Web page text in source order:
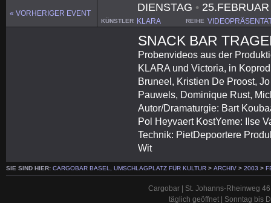
« VORHERIGER EVENT
DIENSTAG •
KÜNSTLER KLARA REIHE
SNACK BAR
Probenvideos aus der
KLARA und Victoria, in
Bruneel, Kristien De Proost,
Pauwels, Dominique Rust,
Autor/Dramaturgie: Bart
Pol Heyvaert KostYeme: Ilse
Technik: PietDepoortere
Wit
SIE SIND HIER: CARGOBAR BASEL, UMSCHLAGPLATZ FÜR KULTUR > ARCHIV > 2003 >
Cargobar | St. Johanns-Rheinweg
täglich geöffnet | Sonntag bis